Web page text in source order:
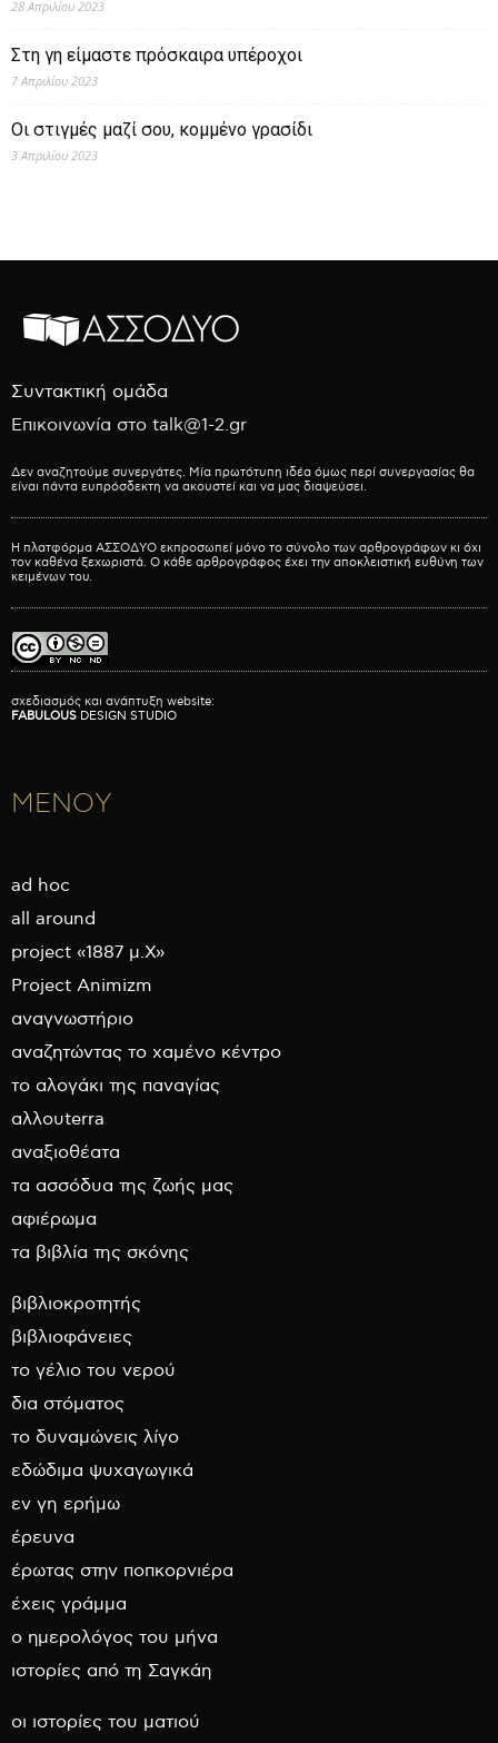
28 Απριλίου 2023
Στη γη είμαστε πρόσκαιρα υπέροχοι
7 Απριλίου 2023
Οι στιγμές μαζί σου, κομμένο γρασίδι
3 Απριλίου 2023
Συντακτική ομάδα
Επικοινωνία στο talk@1-2.gr
Δεν αναζητούμε συνεργάτες. Μία πρωτότυπη ιδέα όμως περί συνεργασίας θα
είναι πάντα ευπρόσδεκτη να ακουστεί και να μας διαψεύσει.
Η πλατφόρμα ΑΣΣΟΔΥΟ εκπροσωπεί μόνο το σύνολο των αρθρογράφων κι όχι
τον καθένα ξεχωριστά. Ο κάθε αρθρογράφος έχει την αποκλειστική ευθύνη των
κειμένων του.
σχεδιασμός και ανάπτυξη website:
FABULOUS DESIGN STUDIO
ΜΕΝΟΥ
ad hoc
all around
project «1887 μ.Χ»
Project Animizm
αναγνωστήριο
αναζητώντας το χαμένο κέντρο
το αλογάκι της παναγίας
αλλουterra
αναξιοθέατα
τα ασσόδυα της ζωής μας
αφιέρωμα
τα βιβλία της σκόνης
βιβλιοκροτητής
βιβλιοφάνειες
το γέλιο του νερού
δια στόματος
το δυναμώνεις λίγο
εδώδιμα ψυχαγωγικά
εν γη ερήμω
έρευνα
έρωτας στην ποπκορνιέρα
έχεις γράμμα
ο ημερολόγος του μήνα
ιστορίες από τη Σαγκάη
οι ιστορίες του ματιού